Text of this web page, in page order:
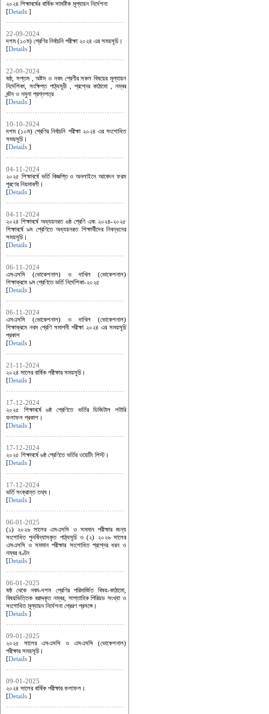
২০২৪ শিক্ষাবর্ষের বার্ষিক সামষ্টিক মূল্যায়ন নির্দেশনা
[Details ]
22-09-2024
দশম (১০ম) শ্রেণির নির্বাচনি পরীক্ষা ২০২৪ এর সময়সূচি।
[Details ]
22-09-2024
ষষ্ঠ, সপ্তম , অষ্টম ও নবম শ্রেণীর সকল বিষয়ের মূল্যায়ন
নির্দেশিকা, সংক্ষিপ্ত পাঠ্যসূচী , প্রশ্নের কাঠামো , নম্বর
বন্টন ও নমুনা প্রশ্নপত্র
[Details ]
10-10-2024
দশম (১০ম) শ্রেণির নির্বাচনি পরীক্ষা ২০২৪ এর সংশোধিত
সময়সূচি।
[Details ]
04-11-2024
২০২৫ শিক্ষাবর্ষে ভর্তি বিজ্ঞপ্তি ও অনলাইনে আবেদন ফরম
পূরণের নিয়মাবলী।
[Details ]
04-11-2024
২০২৪ শিক্ষাবর্ষে অধ্যয়নরত ৬ষ্ঠ শ্রেণি এবং ২০২৪-২০২৫
শিক্ষাবর্ষে ৯ম শ্রেণিতে অধ্যয়নরত শিক্ষার্থীদের নিবন্ধনের
সময়সূচি।
[Details ]
06-11-2024
এসএসসি (ভোকেশনাল) ও দাখিল (ভোকেশনাল)
শিক্ষাক্রমে ৯ম শ্রেণিতে ভর্তি নির্দেশিকা-২০২৫
[Details ]
06-11-2024
এসএসসি (ভোকেশনাল) ও দাখিল (ভোকেশনাল)
শিক্ষাক্রমে নবম শ্রেণি সমাপনী পরীক্ষা ২০২৪ এর সময়সূচি
প্রকাশ
[Details ]
21-11-2024
২০২৪ সালের বার্ষিক পরীক্ষার সময়সূচি।
[Details ]
17-12-2024
২০২৫ শিক্ষাবর্ষে ৬ষ্ঠ শ্রেণিতে ভর্তির ডিজিটাল লটারি
ফলাফল প্রকাশ।
[Details ]
17-12-2024
২০২৫ শিক্ষাবর্ষে ৬ষ্ঠ শ্রেণিতে ভর্তির ওয়েটিং লিস্ট।
[Details ]
17-12-2024
ভর্তি সংক্রান্ত তথ্য।
[Details ]
06-01-2025
(১) ২০২৬ সালের এসএসসি ও সমমান পরীক্ষার জন্য
সংশোধিত পুনর্বিন্যাসকৃত পাঠ্যসূচি ও (২) ২০২৬ সালের
এসএসসি ও সমমান পরীক্ষার সংশোধিত প্রশ্নের ধরন ও
নম্বর বণ্টন
[Details ]
06-01-2025
ষষ্ঠ থেকে নবম-দশম শ্রেণির পরিমার্জিত বিষয়-কাঠামো,
বিষয়ভিত্তিক বরাদ্দকৃত নম্বর, সাপ্তাহিক পিরিয়ড সংখ্যা ও
সংশোধিত মূল্যায়ন নির্দেশনা প্রেরণ প্রসঙ্গে।
[Details ]
09-01-2025
২০২৫ সালের এসএসসি ও এসএসসি (ভোকেশনাল)
পরীক্ষার সময়সূচি।
[Details ]
09-01-2025
২০২৪ সালের বার্ষিক পরীক্ষার ফলাফল।
[Details ]